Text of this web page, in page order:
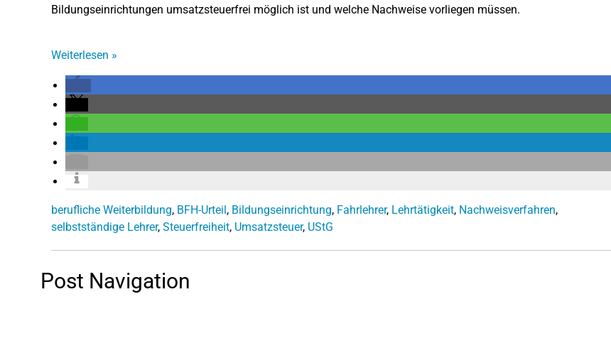
Bildungseinrichtungen umsatzsteuerfrei möglich ist und welche Nachweise vorliegen müssen.
Weiterlesen »
berufliche Weiterbildung, BFH-Urteil, Bildungseinrichtung, Fahrlehrer, Lehrtätigkeit, Nachweisverfahren,
selbstständige Lehrer, Steuerfreiheit, Umsatzsteuer, UStG
Post Navigation